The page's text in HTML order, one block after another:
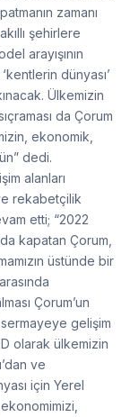
zamanı
şehirlere
arayışının
dünyası’
Ülkemizin
da Çorum
ekonomik,
dedi.
alanları
rekabetçilik
etti; “2022
kapatan Çorum,
üstünde bir
Çorum’un
gelişim
olarak ülkemizin
ve
için Yerel